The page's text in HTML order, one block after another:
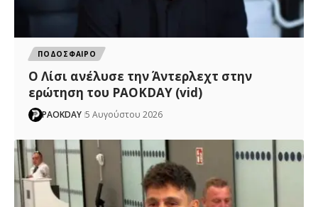
ΠΟΔΟΣΦΑΙΡΟ
Ο Λίσι ανέλυσε την Άντερλεχτ στην
ερώτηση του PAOKDAY (vid)
PAOKDAY 5 Αυγούστου 2026